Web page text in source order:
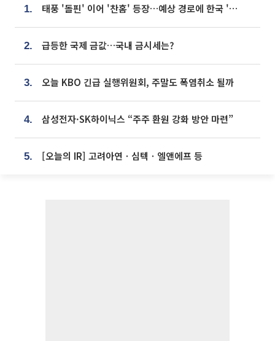
1. 태풍 '돌핀' 이어 '찬홈' 등장…예상 경로에 한국 '한숨'
2. 급등한 국제 금값…국내 금시세는?
3. 오늘 KBO 긴급 실행위원회, 주말도 폭염취소 될까
4. 삼성전자·SK하이닉스 “주주 환원 강화 방안 마련”
5. [오늘의 IR] 고려아연ㆍ심텍ㆍ엘앤에프 등